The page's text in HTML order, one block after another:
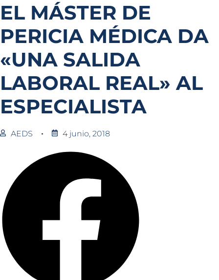
EL MÁSTER DE
PERICIA MÉDICA DA
«UNA SALIDA
LABORAL REAL» AL
ESPECIALISTA
AEDS 4 junio, 2018